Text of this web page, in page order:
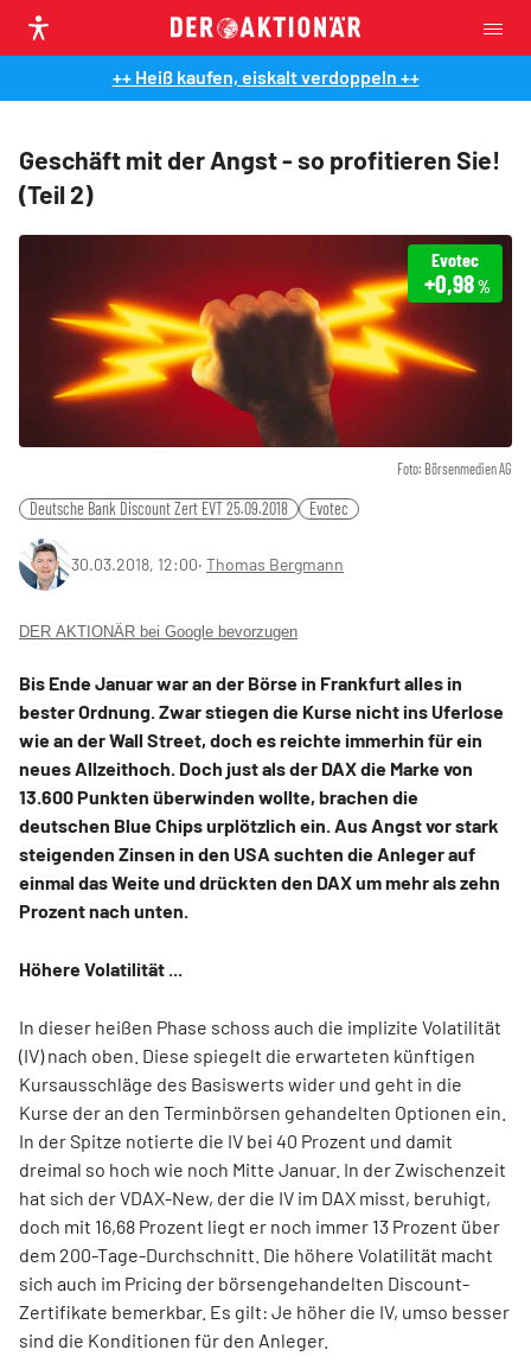
++ Heiß kaufen, eiskalt verdoppeln ++
Geschäft mit der Angst - so profitieren Sie!
(Teil 2)
Foto: Börsenmedien AG
Evotec
+0,98%
Deutsche Bank Discount Zert EVT 25.09.2018 Evotec
30.03.2018, 12:00‧ Thomas Bergmann
DER AKTIONÄR bei Google bevorzugen
Bis Ende Januar war an der Börse in Frankfurt alles in
bester Ordnung. Zwar stiegen die Kurse nicht ins Uferlose
wie an der Wall Street, doch es reichte immerhin für ein
neues Allzeithoch. Doch just als der DAX die Marke von
13.600 Punkten überwinden wollte, brachen die
deutschen Blue Chips urplötzlich ein. Aus Angst vor stark
steigenden Zinsen in den USA suchten die Anleger auf
einmal das Weite und drückten den DAX um mehr als zehn
Prozent nach unten.
Höhere Volatilität ...
In dieser heißen Phase schoss auch die implizite Volatilität
(IV) nach oben. Diese spiegelt die erwarteten künftigen
Kursausschläge des Basiswerts wider und geht in die
Kurse der an den Terminbörsen gehandelten Optionen ein.
In der Spitze notierte die IV bei 40 Prozent und damit
dreimal so hoch wie noch Mitte Januar. In der Zwischenzeit
hat sich der VDAX-New, der die IV im DAX misst, beruhigt,
doch mit 16,68 Prozent liegt er noch immer 13 Prozent über
dem 200-Tage-Durchschnitt. Die höhere Volatilität macht
sich auch im Pricing der börsengehandelten Discount-
Zertifikate bemerkbar. Es gilt: Je höher die IV, umso besser
sind die Konditionen für den Anleger.